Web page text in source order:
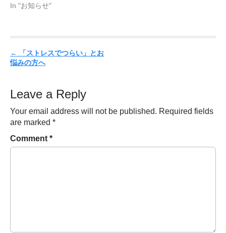
In "お知らせ"
P
o
t
n
a
v
i
←
「ストレスでつらい」とお
悩みの方へ
Leave a Reply
Your email address will not be published. Required fields
are marked *
Comment *